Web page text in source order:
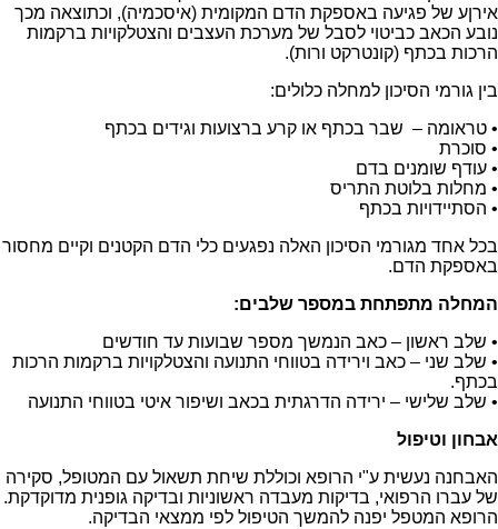
אירןע של פגיעה באספקת הדם המקומית (איסכמיה), וכתוצאה מכך
נובע הכאב כביטוי לסבל של מערכת העצבים והצטלקויות ברקמות
הרכות בכתף (קונטרקט ורות).
בין גורמי הסיכון למחלה כלולים:
• טראומה – שבר בכתף או קרע ברצועות וגידים בכתף
• סוכרת
• עודף שומנים בדם
• מחלות בלוטת התריס
• הסתיידויות בכתף
בכל אחד מגורמי הסיכון האלה נפגעים כלי הדם הקטנים וקיים מחסור
באספקת הדם.
המחלה מתפתחת במספר שלבים:
• שלב ראשון – כאב הנמשך מספר שבועות עד חודשים
• שלב שני – כאב וירידה בטווחי התנועה והצטלקויות ברקמות הרכות
בכתף.
• שלב שלישי – ירידה הדרגתית בכאב ושיפור איטי בטווחי התנועה
אבחון וטיפול
האבחנה נעשית ע"י הרופא וכוללת שיחת תשאול עם המטופל, סקירה
של עברו הרפואי, בדיקות מעבדה ראשוניות ובדיקה גופנית מדוקדקת.
הרופא המטפל יפנה להמשך הטיפול לפי ממצאי הבדיקה.